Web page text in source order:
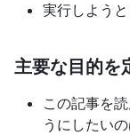
実行しよう
主要な目的を
この記事を
うにしたい